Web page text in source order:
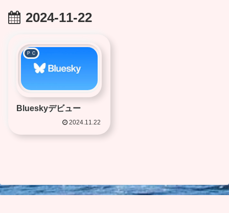
2024-11-22
ＰＣ
Blueskyデビュー
2024.11.22